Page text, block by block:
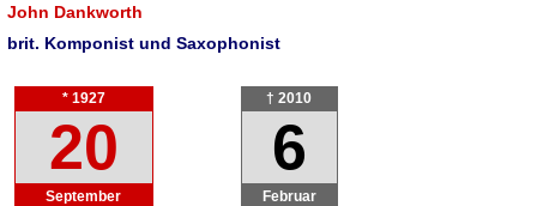
John Dankworth
brit. Komponist und Saxophonist
* 1927
20
September
† 2010
6
Februar